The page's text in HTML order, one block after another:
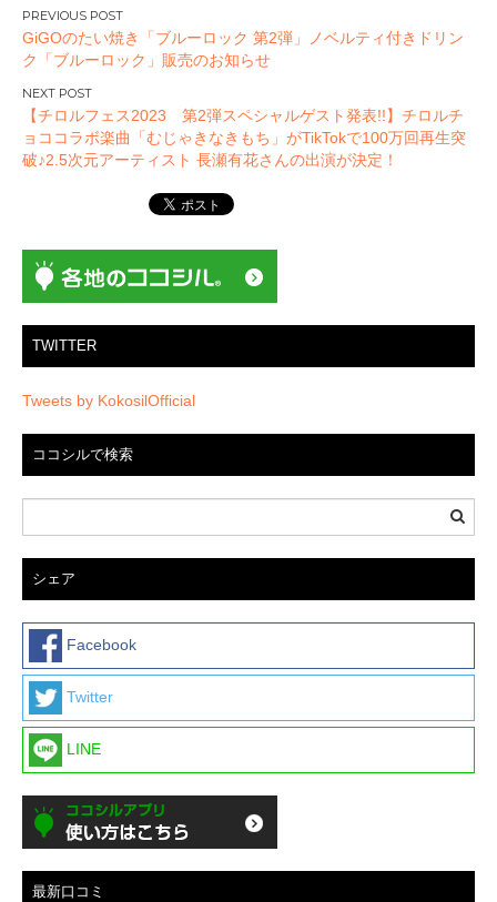
投
稿
ナ
ビ
ゲ
ー
ン
GiGOのたい焼き「ブルーロック 第2弾」ノベルティ付きドリン
ク「ブルーロック」販売のお知らせ
【チロルフェス2023 第2弾スペシャルゲスト発表!!】チロルチ
ョココラボ楽曲「むじゃきなきもち」がTikTokで100万回再生突
破♪2.5次元アーティスト 長瀬有花さんの出演が決定！
TWITTER
Tweets by KokosilOfficial
ココシルで検索
シェア
Facebook
Twitter
LINE
最新口コミ